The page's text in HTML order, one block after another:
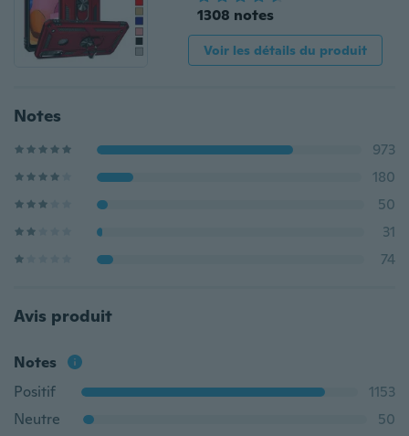
1308 notes
Voir les détails du produit
Notes
973
180
50
31
74
Avis produit
Notes
Positif
1153
Neutre
50